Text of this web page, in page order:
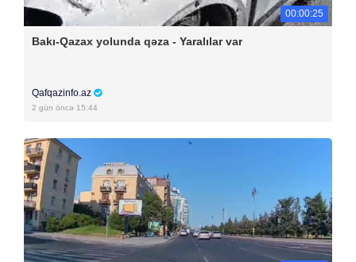
00:00:25
Bakı-Qazax yolunda qəza - Yaralılar var
Qafqazinfo.az
2 gün öncə 15:44